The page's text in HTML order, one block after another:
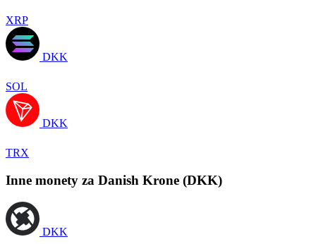
XRP
DKK
SOL
DKK
TRX
Inne monety za Danish Krone (DKK)
DKK